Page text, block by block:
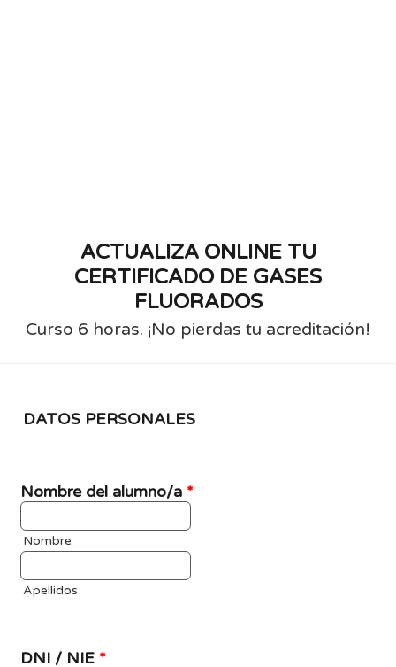
ACTUALIZA ONLINE TU
CERTIFICADO DE GASES
FLUORADOS
Curso 6 horas. ¡No pierdas tu acreditación!
DATOS PERSONALES
Nombre del alumno/a *
Nombre
Apellidos
DNI / NIE *